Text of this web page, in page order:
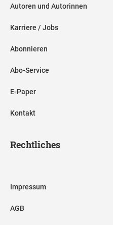
Autoren und Autorinnen
Karriere / Jobs
Abonnieren
Abo-Service
E-Paper
Kontakt
Rechtliches
Impressum
AGB